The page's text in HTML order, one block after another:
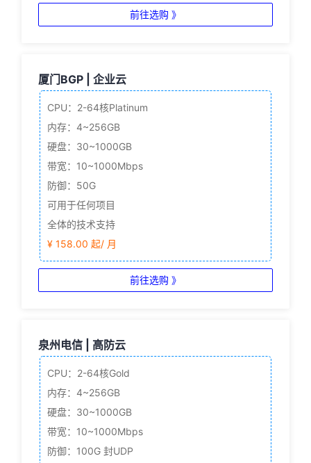
前往选购 》
厦门BGP | 企业云
CPU：2-64核Platinum
内存：4~256GB
硬盘：30~1000GB
带宽：10~1000Mbps
防御：50G
可用于任何项目
全体的技术支持
¥ 158.00 起/ 月
前往选购 》
泉州电信 | 高防云
CPU：2-64核Gold
内存：4~256GB
硬盘：30~1000GB
带宽：10~1000Mbps
防御：100G 封UDP